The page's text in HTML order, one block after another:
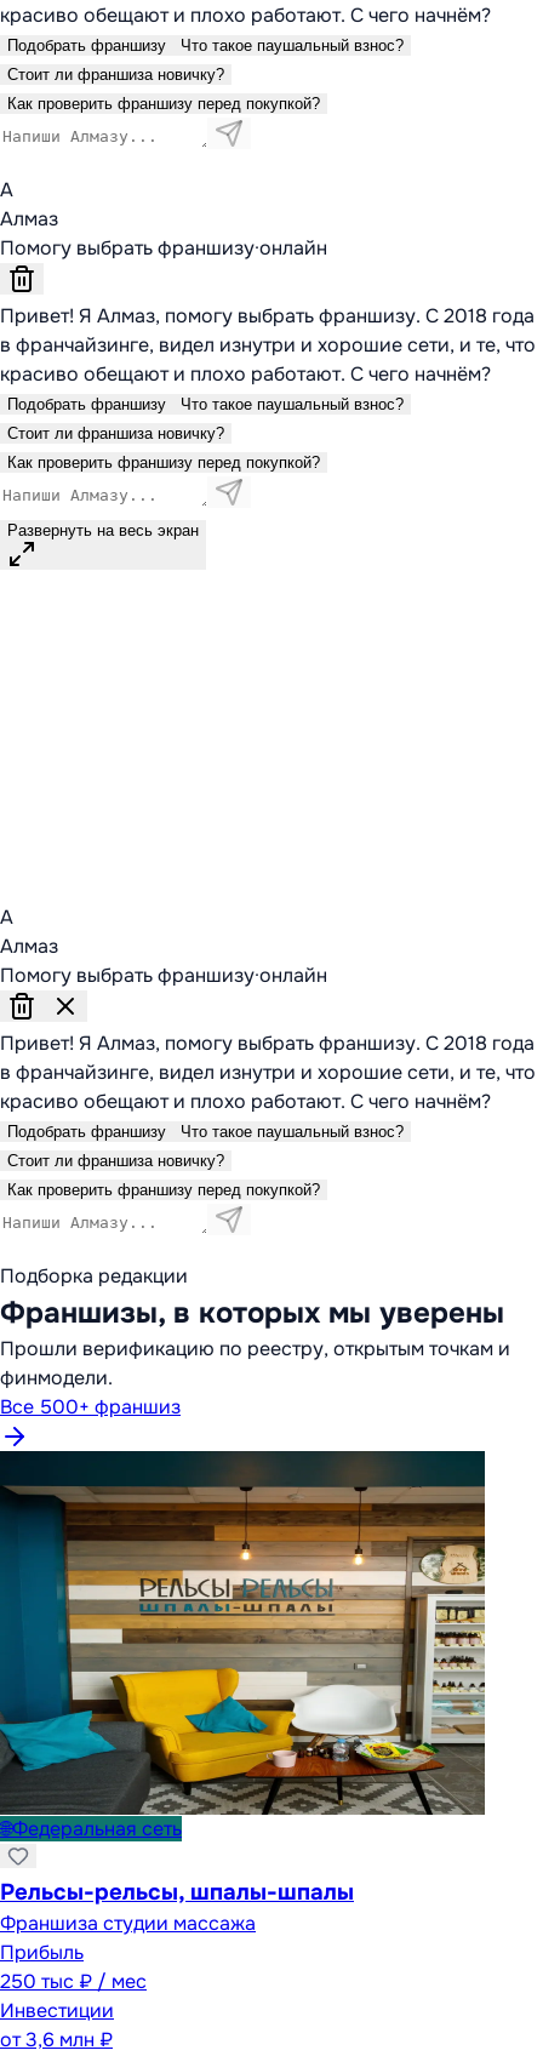
красиво обещают и плохо работают. С чего начнём?
Подобрать франшизу
Что такое паушальный взнос?
Стоит ли франшиза новичку?
Как проверить франшизу перед покупкой?
А
Алмаз
Помогу выбрать франшизу·онлайн
Привет! Я Алмаз, помогу выбрать франшизу. С 2018 года
в франчайзинге, видел изнутри и хорошие сети, и те, что
красиво обещают и плохо работают. С чего начнём?
Подобрать франшизу
Что такое паушальный взнос?
Стоит ли франшиза новичку?
Как проверить франшизу перед покупкой?
Развернуть на весь экран
А
Алмаз
Помогу выбрать франшизу·онлайн
Привет! Я Алмаз, помогу выбрать франшизу. С 2018 года
в франчайзинге, видел изнутри и хорошие сети, и те, что
красиво обещают и плохо работают. С чего начнём?
Подобрать франшизу
Что такое паушальный взнос?
Стоит ли франшиза новичку?
Как проверить франшизу перед покупкой?
Подборка редакции
Франшизы, в которых мы уверены
Прошли верификацию по реестру, открытым точкам и
финмодели.
Все 500+ франшиз
🌐Федеральная сеть
Рельсы-рельсы, шпалы-шпалы
Франшиза студии массажа
Прибыль
250 тыс ₽ / мес
Инвестиции
от3,6 млн ₽